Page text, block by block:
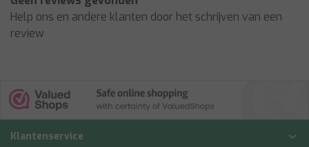
Help ons en andere klanten door het schrijven van een
review
Klantenservice